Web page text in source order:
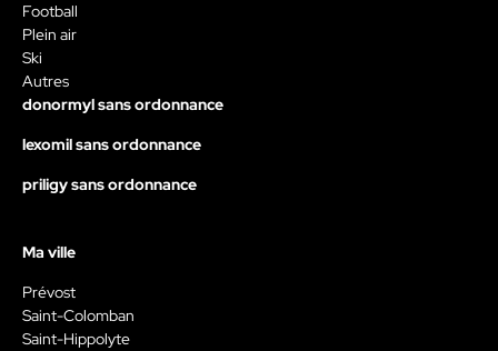
Football
Plein air
Ski
Autres
donormyl sans ordonnance
lexomil sans ordonnance
priligy sans ordonnance
Ma ville
Prévost
Saint-Colomban
Saint-Hippolyte